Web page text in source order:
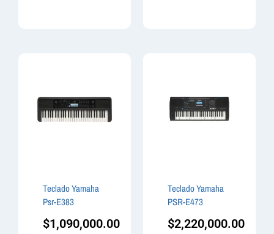
Teclado Yamaha
Psr-E383
$1,090,000.00
Teclado Yamaha
PSR-E473
$2,220,000.00